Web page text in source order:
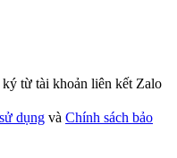
từ tài khoản liên kết Zalo
dụng và Chính sách bảo